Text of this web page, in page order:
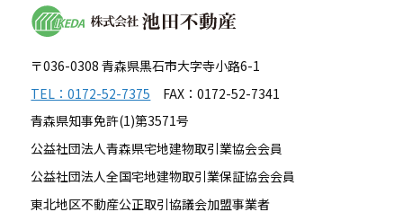
〒036-0308 青森県黒石市大字寺小路6-1
TEL：0172-52-7375 FAX：0172-52-7341
青森県知事免許(1)第3571号
公益社団法人青森県宅地建物取引業協会会員
公益社団法人全国宅地建物取引業保証協会会員
東北地区不動産公正取引協議会加盟事業者